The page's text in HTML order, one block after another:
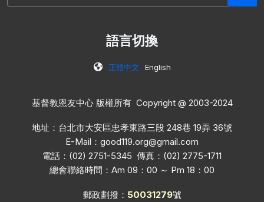
語言切換
正體中文 English
基督教恩友中心 版權所有 Copyright @ 2003-2024
地址：台北市大安區忠孝東路三段 248巷 19弄 36號
E-Mail： good119.org@gmail.com
電話：(02) 2751-5345 傳真：(02) 2775-1711
總會聯絡時間：Am 09：00 ～ Pm 18：00
郵政劃撥： 50031279號